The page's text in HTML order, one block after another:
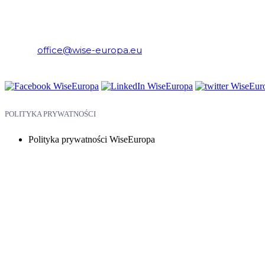
office@wise-europa.eu
POLITYKA PRYWATNOŚCI
Polityka prywatności WiseEuropa